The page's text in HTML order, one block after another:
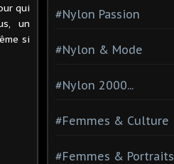
qui
un
si
#Nylon Passion
#Nylon & Mode
#Nylon 2000...
#Femmes & Culture
#Femmes & Portraits